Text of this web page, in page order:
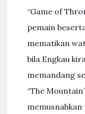
“Game of
pemain
mematikan
bila Engkau
memandang
“The